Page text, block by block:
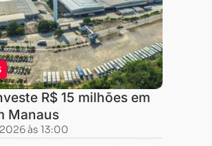
R$ 15 milhões em
Manaus
às 13:00